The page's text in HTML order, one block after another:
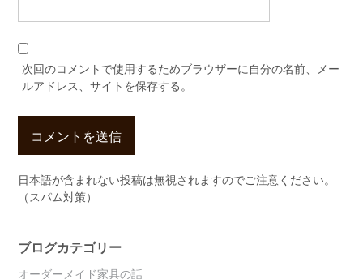
次回のコメントで使用するためブラウザーに自分の名前、メー
ルアドレス、サイトを保存する。
日本語が含まれない投稿は無視されますのでご注意ください。
（スパム対策）
ブログカテゴリー
オーダーメイド家具の話